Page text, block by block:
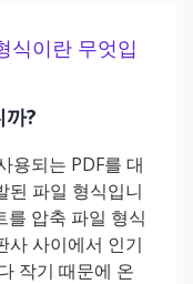
식이란 무엇입
까?
용되는 PDF를 대
된 파일 형식입니
를 압축 파일 형식
사 사이에서 인기
작기 때문에 온